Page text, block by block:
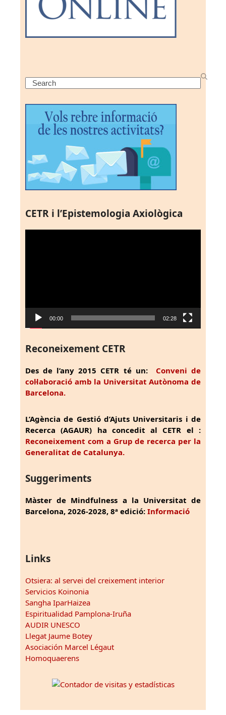
Search
CETR i l’Epistemologia Axiològica
00:00 02:28
Reconeixement CETR
Des de l’any 2015 CETR té un: Conveni de
col·laboració amb la Universitat Autònoma de
Barcelona.
L’Agència de Gestió d’Ajuts Universitaris i de
Recerca (AGAUR) ha concedit al CETR el :
Reconeixement com a Grup de recerca per la
Generalitat de Catalunya.
Suggeriments
Màster de Mindfulness a la Universitat de
Barcelona, 2026-2028, 8ª edició: Informació
Links
Otsiera: al servei del creixement interior
Servicios Koinonia
Sangha IparHaizea
Espiritualidad Pamplona-Iruña
AUDIR UNESCO
Llegat Jaume Botey
Asociación Marcel Légaut
Homoquaerens